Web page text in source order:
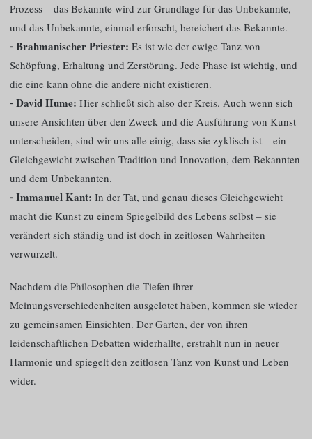
Prozess – das Bekannte wird zur Grundlage für das Unbekannte,
und das Unbekannte, einmal erforscht, bereichert das Bekannte.
⁃ Brahmanischer Priester: Es ist wie der ewige Tanz von
Schöpfung, Erhaltung und Zerstörung. Jede Phase ist wichtig, und
die eine kann ohne die andere nicht existieren.
⁃ David Hume: Hier schließt sich also der Kreis. Auch wenn sich
unsere Ansichten über den Zweck und die Ausführung von Kunst
unterscheiden, sind wir uns alle einig, dass sie zyklisch ist – ein
Gleichgewicht zwischen Tradition und Innovation, dem Bekannten
und dem Unbekannten.
⁃ Immanuel Kant: In der Tat, und genau dieses Gleichgewicht
macht die Kunst zu einem Spiegelbild des Lebens selbst – sie
verändert sich ständig und ist doch in zeitlosen Wahrheiten
verwurzelt.
Nachdem die Philosophen die Tiefen ihrer
Meinungsverschiedenheiten ausgelotet haben, kommen sie wieder
zu gemeinsamen Einsichten. Der Garten, der von ihren
leidenschaftlichen Debatten widerhallte, erstrahlt nun in neuer
Harmonie und spiegelt den zeitlosen Tanz von Kunst und Leben
wider.